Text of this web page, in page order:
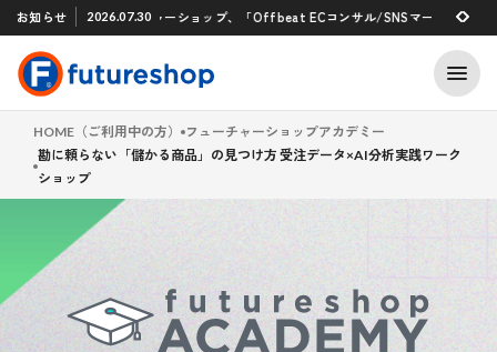
お知らせ
アプリ 「STAFF START」とのタグ連携を開始
2026.07.30
フューチャーショップ、「Offbeat ECコンサル/SNSマーケティング支援
2026.07.29
HOME（ご利用中の方）
フューチャーショップアカデミー
勘に頼らない「儲かる商品」の見つけ方 受注データ×AI分析実践ワーク
ショップ